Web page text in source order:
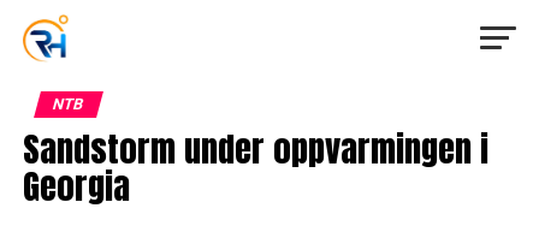
NTB
Sandstorm under oppvarmingen i
Georgia